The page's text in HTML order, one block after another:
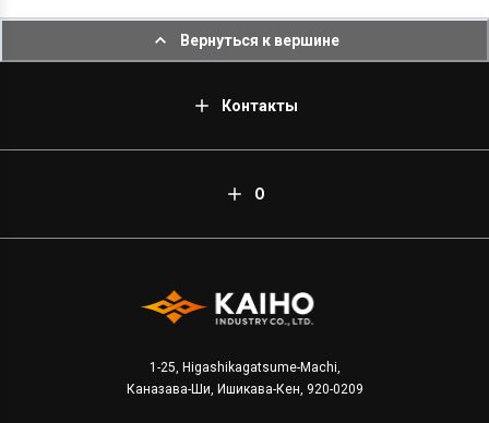
Вернуться к вершине
Контакты
О
1-25, Higashikagatsume-Machi,
Каназава-Ши, Ишикава-Кен, 920-0209